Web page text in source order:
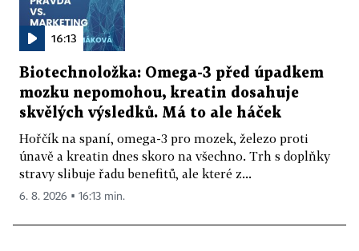
16:13
Biotechnoložka: Omega-3 před úpadkem
mozku nepomohou, kreatin dosahuje
skvělých výsledků. Má to ale háček
Hořčík na spaní, omega-3 pro mozek, železo proti
únavě a kreatin dnes skoro na všechno. Trh s doplňky
stravy slibuje řadu benefitů, ale které z...
6. 8. 2026 ▪ 16:13 min.